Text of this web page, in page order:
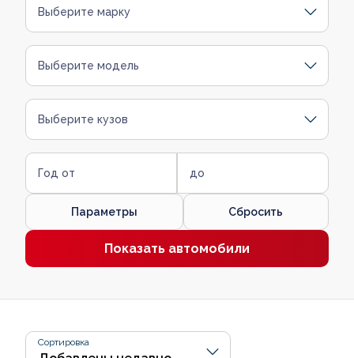
Выберите марку
Выберите модель
Выберите кузов
Год от до
Параметры Сбросить
Показать автомобили
Сортировка